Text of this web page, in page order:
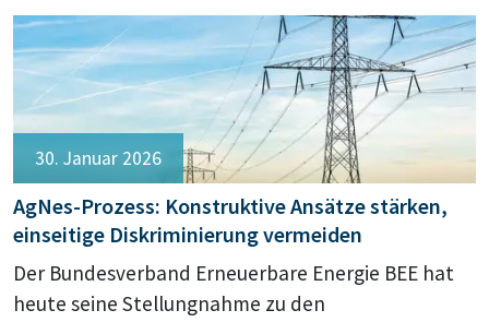
30. Januar 2026
AgNes-Prozess: Konstruktive Ansätze stärken,
einseitige Diskriminierung vermeiden
Der Bundesverband Erneuerbare Energie BEE hat
heute seine Stellungnahme zu den